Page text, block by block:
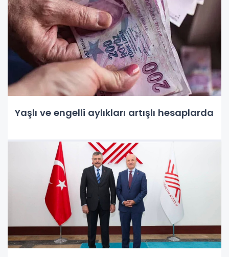
Yaşlı ve engelli aylıkları artışlı hesaplarda